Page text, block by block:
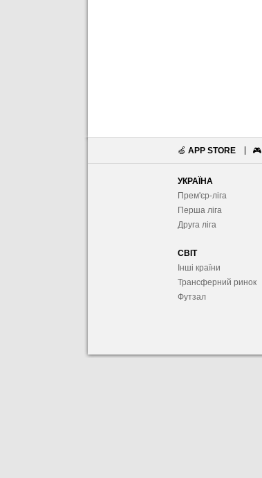
🍏 APP STORE 🎮
УКРАЇНА
Прем'єр-ліга
Перша ліга
Друга ліга
СВІТ
Інші країни
Трансферний ринок
Футзал